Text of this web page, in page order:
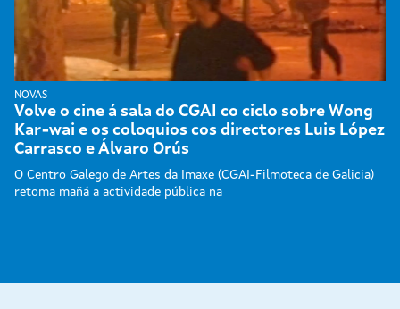
NOVAS
Volve o cine á sala do CGAI co ciclo sobre Wong
Kar-wai e os coloquios cos directores Luis López
Carrasco e Álvaro Orús
O Centro Galego de Artes da Imaxe (CGAI-Filmoteca de Galicia)
retoma mañá a actividade pública na